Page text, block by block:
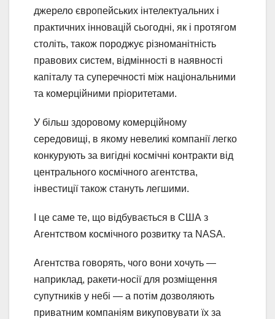
джерело європейських інтелектуальних і
практичних інновацій сьогодні, як і протягом
століть, також породжує різноманітність
правових систем, відмінності в наявності
капіталу та суперечності між національними
та комерційними пріоритетами.
У більш здоровому комерційному
середовищі, в якому невеликі компанії легко
конкурують за вигідні космічні контракти від
центрального космічного агентства,
інвестиції також стануть легшими.
І це саме те, що відбувається в США з
Агентством космічного розвитку та NASA.
Агентства говорять, чого вони хочуть —
наприклад, ракети-носії для розміщення
супутників у небі — а потім дозволяють
приватним компаніям викуповувати їх за